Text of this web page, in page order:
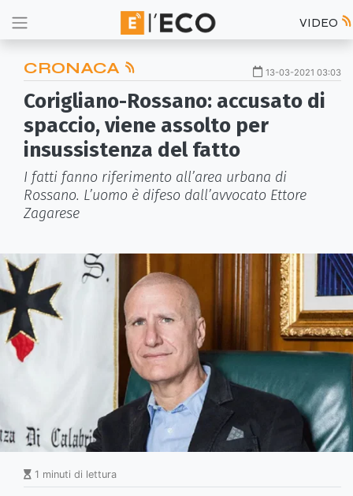
VIDEO
CRONACA 13-03-2021 03:03
Corigliano-Rossano: accusato di
spaccio, viene assolto per
insussistenza del fatto
I fatti fanno riferimento all’area urbana di
Rossano. L’uomo è difeso dall’avvocato Ettore
Zagarese
1 minuti di lettura